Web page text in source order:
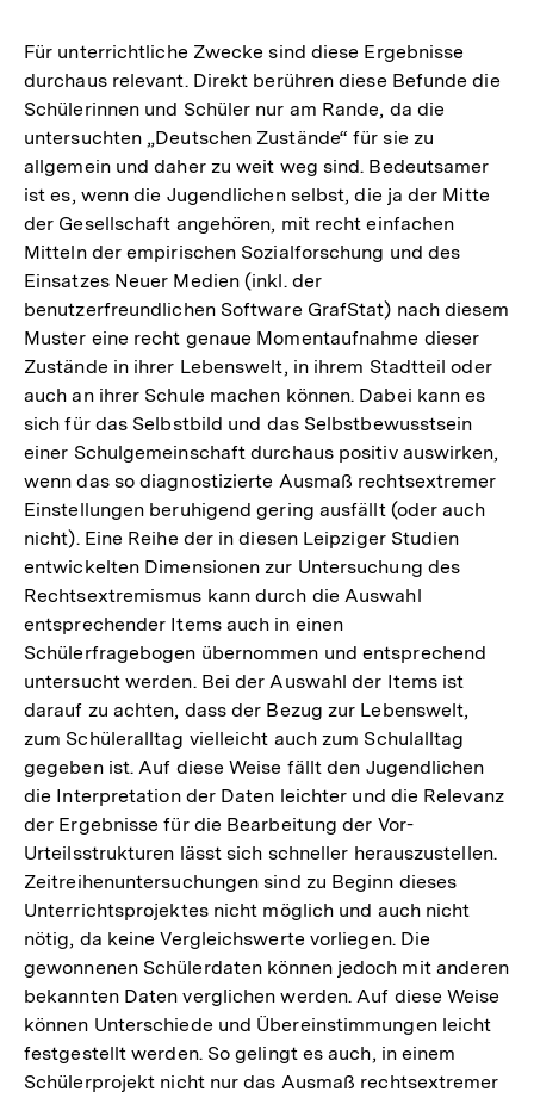
Für unterrichtliche Zwecke sind diese Ergebnisse
durchaus relevant. Direkt berühren diese Befunde die
Schülerinnen und Schüler nur am Rande, da die
untersuchten „Deutschen Zustände“ für sie zu
allgemein und daher zu weit weg sind. Bedeutsamer
ist es, wenn die Jugendlichen selbst, die ja der Mitte
der Gesellschaft angehören, mit recht einfachen
Mitteln der empirischen Sozialforschung und des
Einsatzes Neuer Medien (inkl. der
benutzerfreundlichen Software GrafStat) nach diesem
Muster eine recht genaue Momentaufnahme dieser
Zustände in ihrer Lebenswelt, in ihrem Stadtteil oder
auch an ihrer Schule machen können. Dabei kann es
sich für das Selbstbild und das Selbstbewusstsein
einer Schulgemeinschaft durchaus positiv auswirken,
wenn das so diagnostizierte Ausmaß rechtsextremer
Einstellungen beruhigend gering ausfällt (oder auch
nicht). Eine Reihe der in diesen Leipziger Studien
entwickelten Dimensionen zur Untersuchung des
Rechtsextremismus kann durch die Auswahl
entsprechender Items auch in einen
Schülerfragebogen übernommen und entsprechend
untersucht werden. Bei der Auswahl der Items ist
darauf zu achten, dass der Bezug zur Lebenswelt,
zum Schüleralltag vielleicht auch zum Schulalltag
gegeben ist. Auf diese Weise fällt den Jugendlichen
die Interpretation der Daten leichter und die Relevanz
der Ergebnisse für die Bearbeitung der Vor-
Urteilsstrukturen lässt sich schneller herauszustellen.
Zeitreihenuntersuchungen sind zu Beginn dieses
Unterrichtsprojektes nicht möglich und auch nicht
nötig, da keine Vergleichswerte vorliegen. Die
gewonnenen Schülerdaten können jedoch mit anderen
bekannten Daten verglichen werden. Auf diese Weise
können Unterschiede und Übereinstimmungen leicht
festgestellt werden. So gelingt es auch, in einem
Schülerprojekt nicht nur das Ausmaß rechtsextremer